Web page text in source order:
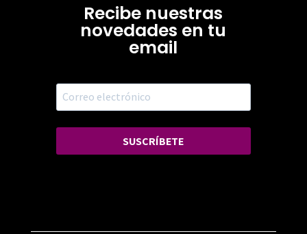
Recibe nuestras
novedades en tu
email
SUSCRÍBETE